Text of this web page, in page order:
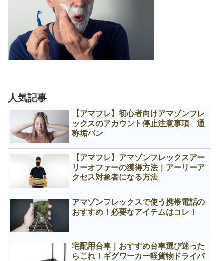
人気記事
【アマフレ】初心者向けアマゾンフレ
ックスのアカウント停止注意事項 通
称垢バン
【アマフレ】アマゾンフレックスアー
リーオファーの獲得方法｜アーリーア
クセス対象者になる方法
アマゾンフレックスで使う携帯電話の
おすすめ！必要なアイテムはコレ！
宅配用台車｜おすすめ台車選び迷った
らこれ！ギグワーカー軽貨物ドライバ